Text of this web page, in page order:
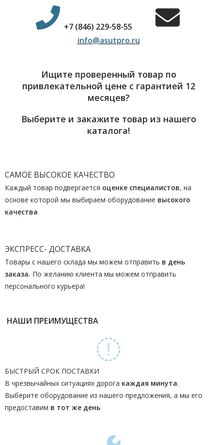
+7 (846) 229-58-55
info@asutpro.ru
Ищите проверенный товар по
привлекательной цене с гарантией 12
месяцев?
Выберите и закажите товар из нашего
каталога!
САМОЕ ВЫСОКОЕ КАЧЕСТВО
Каждый товар подвергается оценке специалистов, на
основе которой мы выбираем оборудование высокого
качества
ЭКСПРЕСС- ДОСТАВКА
Товары с нашего склада мы можем отправить в день
заказа. По желанию клиента мы можем отправить
персонального курьера!
НАШИ ПРЕИМУЩЕСТВА
БЫСТРЫЙ СРОК ПОСТАВКИ
В чрезвычайных ситуациях дорога каждая минута.
Выберите оборудование из нашего предложения, а мы его
предоставим в тот же день